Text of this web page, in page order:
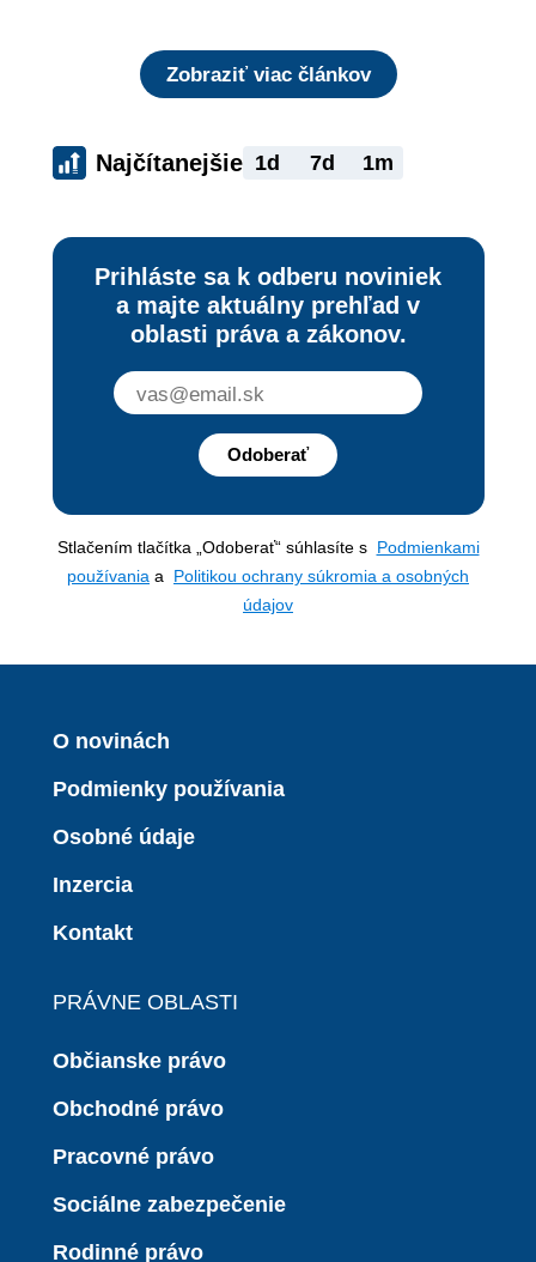
Zobraziť viac článkov
Najčítanejšie 1d 7d 1m
Prihláste sa k odberu noviniek
a majte aktuálny prehľad v
oblasti práva a zákonov.
Odoberať
Stlačením tlačítka „Odoberať“ súhlasíte s Podmienkami
používania a Politikou ochrany súkromia a osobných
údajov
O novinách
Podmienky používania
Osobné údaje
Inzercia
Kontakt
PRÁVNE OBLASTI
Občianske právo
Obchodné právo
Pracovné právo
Sociálne zabezpečenie
Rodinné právo